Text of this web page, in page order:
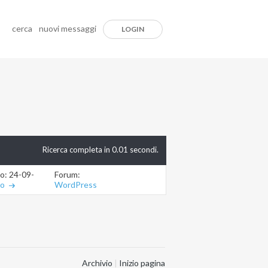
cerca nuovi messaggi LOGIN
Ricerca completa in 0.01 secondi.
24-09-201212.08.21
Forum:
WordPress
Archivio | Inizio pagina